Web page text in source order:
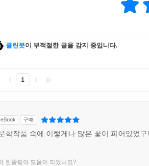
클린봇이 부적절한 글을 감지 중입니다.
1
eBook 구매
학작품 속에 이렇게나 많은 꽃이 피어있었구
한줄평이 도움이 되었나요?